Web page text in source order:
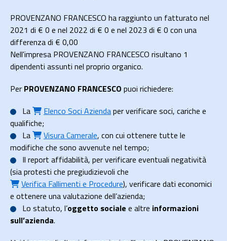
PROVENZANO FRANCESCO ha raggiunto un fatturato nel
2021 di € 0 e nel 2022 di € 0 e nel 2023 di € 0 con una
differenza di € 0,00
Nell'impresa PROVENZANO FRANCESCO risultano 1
dipendenti assunti nel proprio organico.
Per PROVENZANO FRANCESCO puoi richiedere:
La
Elenco Soci Aziendaper verificare soci, cariche e
qualifiche;
La
Visura Camerale, con cui ottenere tutte le
modifiche che sono avvenute nel tempo;
Il report affidabilità, per verificare eventuali negatività
(sia protesti che pregiudizievoli che
Verifica Fallimenti e Procedure), verificare dati economici
e ottenere una valutazione dell’azienda;
Lo statuto, l’oggetto sociale e altre informazioni
sull’azienda.